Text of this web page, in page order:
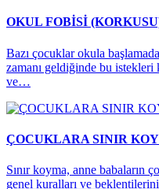
OKUL FOBİSİ
Bazı çocuklar okula
zamanı geldiğinde bu
ve…
ÇOCUKLARA SINIR
Sınır koyma, anne babaların
genel kuralları ve